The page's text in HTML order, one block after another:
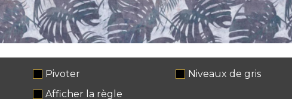
Pivoter
Niveaux de gris
Afficher la règle